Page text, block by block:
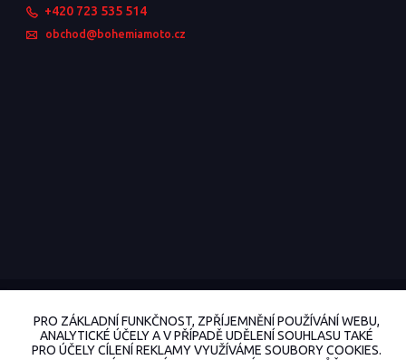
+420 723 535 514
obchod@bohemiamoto.cz
Vytvořeno na
Eshop-rychle.cz
PRO ZÁKLADNÍ FUNKČNOST, ZPŘÍJEMNĚNÍ POUŽÍVÁNÍ WEBU,
ANALYTICKÉ ÚČELY A V PŘÍPADĚ UDĚLENÍ SOUHLASU TAKÉ
PRO ÚČELY CÍLENÍ REKLAMY VYUŽÍVÁME SOUBORY COOKIES.